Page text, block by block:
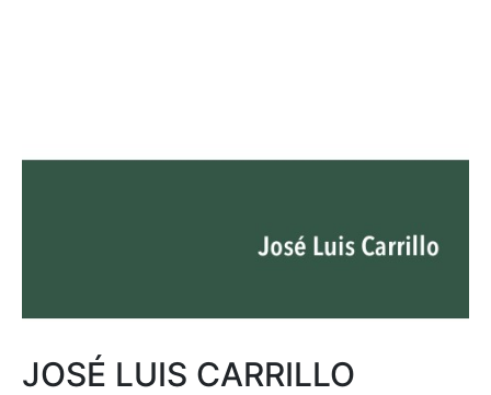
JOSÉ LUIS CARRILLO